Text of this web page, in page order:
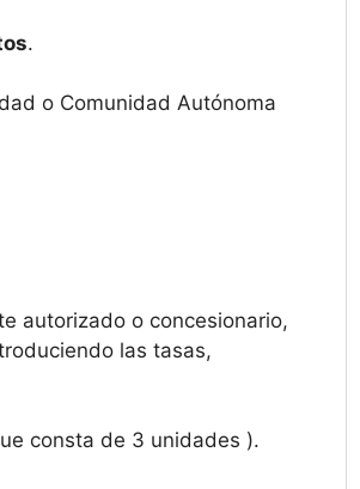
.
o Comunidad Autónoma
autorizado o concesionario,
las tasas,
consta de 3 unidades ).